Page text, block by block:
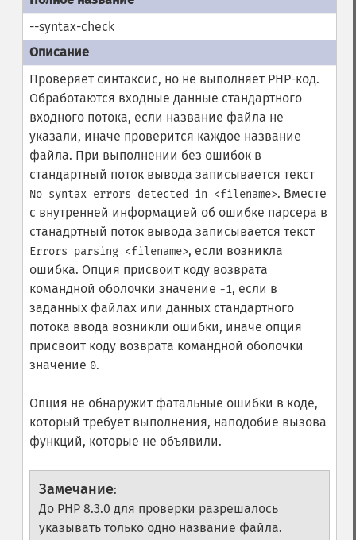
--syntax-check
Проверяет синтаксис, но не выполняет PHP-код.
Обработаются входные данные стандартного
входного потока, если название файла не
указали, иначе проверится каждое название
файла. При выполнении без ошибок в
стандартный поток вывода записывается текст
No syntax errors detected in <filename>. Вместе
с внутренней информацией об ошибке парсера в
станадртный поток вывода записывается текст
Errors parsing <filename>, если возникла
ошибка. Опция присвоит коду возврата
командной оболочки значение -1, если в
заданных файлах или данных стандартного
потока ввода возникли ошибки, иначе опция
присвоит коду возврата командной оболочки
значение 0.
Опция не обнаружит фатальные ошибки в коде,
который требует выполнения, наподобие вызова
функций, которые не объявили.
Замечание:
До PHP 8.3.0 для проверки разрешалось
указывать только одно название файла.